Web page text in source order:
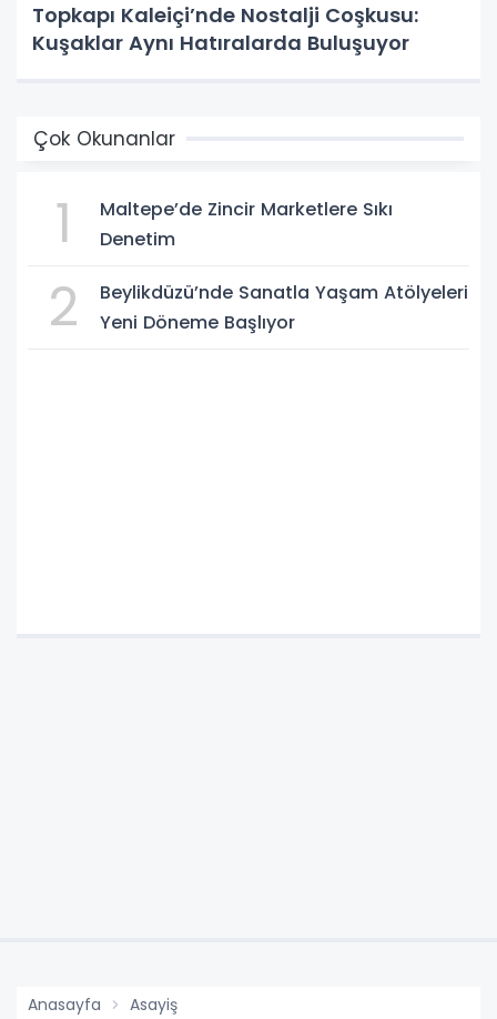
Topkapı Kaleiçi’nde Nostalji Coşkusu:
Kuşaklar Aynı Hatıralarda Buluşuyor
Çok Okunanlar
1
Maltepe’de Zincir Marketlere Sıkı
Denetim
2
Beylikdüzü’nde Sanatla Yaşam Atölyeleri
Yeni Döneme Başlıyor
Anasayfa Asayiş